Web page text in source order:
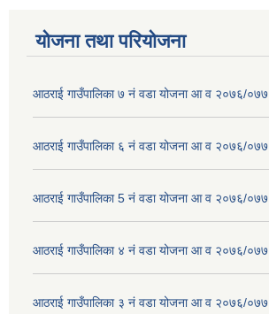
योजना तथा परियोजना
आठराई गाउँपालिका ७ नं वडा योजना आ व २०७६/०७७
आठराई गाउँपालिका ६ नं वडा योजना आ व २०७६/०७७
आठराई गाउँपालिका 5 नं वडा योजना आ व २०७६/०७७
आठराई गाउँपालिका ४ नं वडा योजना आ व २०७६/०७७
आठराई गाउँपालिका ३ नं वडा योजना आ व २०७६/०७७